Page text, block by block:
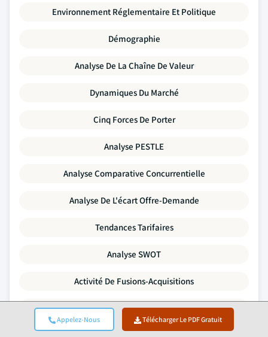
Appelez-Nous Télécharger Le PDF Gratuit
Environnement Réglementaire Et Politique
Démographie
Analyse De La Chaîne De Valeur
Dynamiques Du Marché
Cinq Forces De Porter
Analyse PESTLE
Analyse Comparative Concurrentielle
Analyse De L'écart Offre-Demande
Tendances Tarifaires
Analyse SWOT
Activité De Fusions-Acquisitions
Paysage De L'investissement Et Du Financement